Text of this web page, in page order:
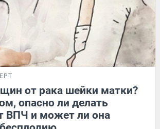
от рака шейки матки?
опасно ли делать
ВПЧ и может ли она